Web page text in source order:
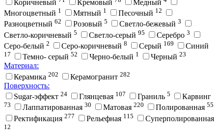
Коричневый Кремовый Медный
Многоцветный 1 Мятный 1 Песочный 12
Разноцветный 62 Розовый 5 Светло-бежевый 3
Светло-коричневый 5 Светло-серый 95 Серебро 3
Серо-белый 2 Серо-коричневый 8 Серый 169 Синий
17 Темно- серый 52 Черно-белый 1 Черный 23
Материал:
Керамика 202 Керамогранит 282
Поверхность:
Sugar-эффект 24 Глянцевая 107 Граниль 5 Карвинг
73 Лаппатированная 30 Матовая 220 Полированная 55
Ректификация 277 Рельефная 115 Суперполированная
12